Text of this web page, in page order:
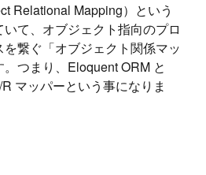
Relational Mapping）という
て、オブジェクト指向のプロ
繋ぐ「オブジェクト関係マッ
つまり、Eloquent ORM と
マッパーという事になりま